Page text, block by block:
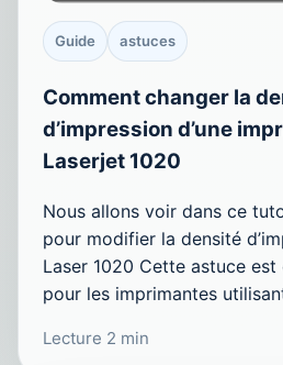
Guide astuces
Comment changer la
d’impression d’une
Laserjet 1020
Nous allons voir dans ce
pour modifier la densité
Laser 1020 Cette astuce
pour les imprimantes
Lecture 2 min